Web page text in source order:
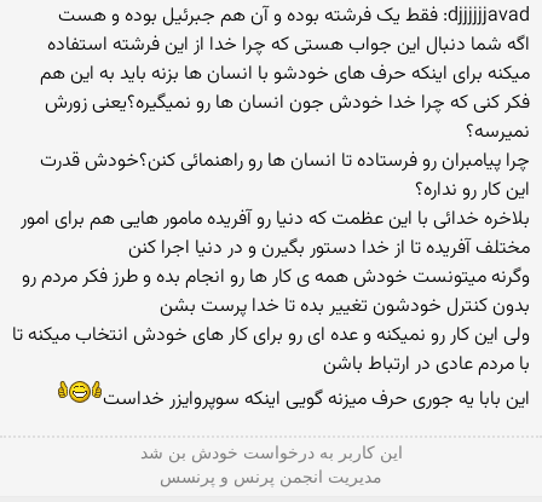
djjjjjjavad: فقط یک فرشته بوده و آن هم جبرئیل بوده و هست
اگه شما دنبال این جواب هستی که چرا خدا از این فرشته استفاده
میکنه برای اینکه حرف های خودشو با انسان ها بزنه باید به این هم
فکر کنی که چرا خدا خودش جون انسان ها رو نمیگیره؟یعنی زورش
نمیرسه؟
چرا پیامبران رو فرستاده تا انسان ها رو راهنمائی کنن؟خودش قدرت
این کار رو نداره؟
بلاخره خدائی با این عظمت که دنیا رو آفریده مامور هایی هم برای امور
مختلف آفریده تا از خدا دستور بگیرن و در دنیا اجرا کنن
وگرنه میتونست خودش همه ی کار ها رو انجام بده و طرز فکر مردم رو
بدون کنترل خودشون تغییر بده تا خدا پرست بشن
ولی این کار رو نمیکنه و عده ای رو برای کار های خودش انتخاب میکنه تا
با مردم عادی در ارتباط باشن
این بابا یه جوری حرف میزنه گویی اینكه سوپروایزر خداست
این كاربر به درخواست خودش بن شد
مدیریت انجمن پرنس و پرنسس